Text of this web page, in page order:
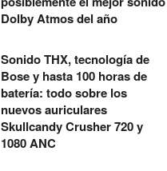
Dolby Atmos del año
Sonido THX, tecnología de
Bose y hasta 100 horas de
batería: todo sobre los
nuevos auriculares
Skullcandy Crusher 720 y
1080 ANC